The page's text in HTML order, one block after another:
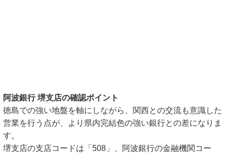
阿波銀行 堺支店の確認ポイント
徳島での強い地盤を軸にしながら、関西との交流も意識した
営業を行う点が、より県内完結色の強い銀行との差になりま
す。
堺支店の支店コードは「508」、阿波銀行の金融機関コー